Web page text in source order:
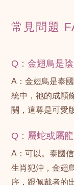
常見問題
Q：金翅鳥是
A：金翅鳥是泰
統中，祂的成願
關，這尊是可愛
Q：屬蛇或屬
A：可以。泰國
生肖犯沖，金翅
序，跟佩戴者的